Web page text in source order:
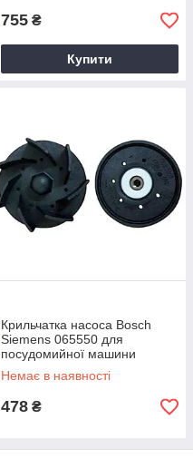
755 ₴
Купити
Крильчатка насоса Bosch
Siemens 065550 для
посудомийної машини
Немає в наявності
478 ₴